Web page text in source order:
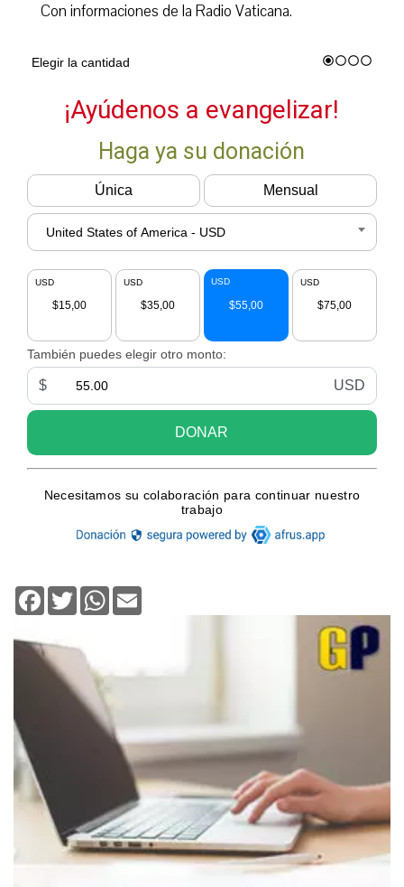
Con informaciones de la Radio Vaticana.
Facebook
TwitterWhatsApp